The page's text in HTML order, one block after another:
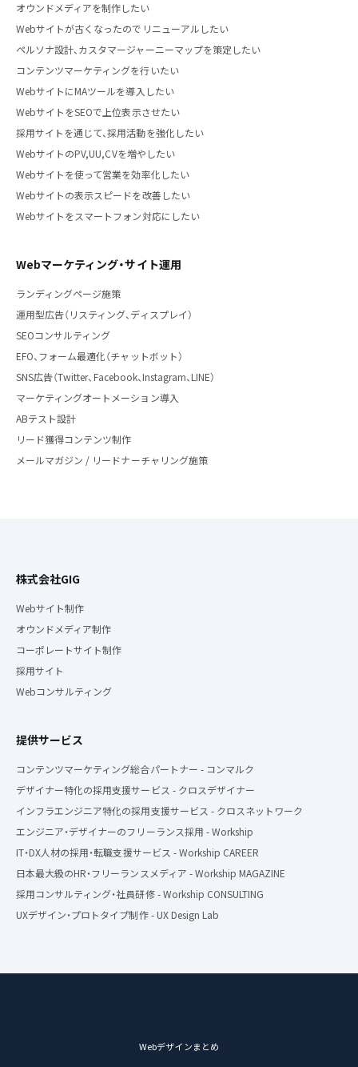
オウンドメディアを制作したい
Webサイトが古くなったのでリニューアルしたい
ペルソナ設計、カスタマージャーニーマップを策定したい
コンテンツマーケティングを行いたい
WebサイトにMAツールを導入したい
WebサイトをSEOで上位表示させたい
採用サイトを通じて、採用活動を強化したい
WebサイトのPV,UU,CVを増やしたい
Webサイトを使って営業を効率化したい
Webサイトの表示スピードを改善したい
Webサイトをスマートフォン対応にしたい
Webマーケティング・サイト運用
ランディングページ施策
運用型広告（リスティング、ディスプレイ）
SEOコンサルティング
EFO、フォーム最適化（チャットボット）
SNS広告（Twitter、Facebook、Instagram、LINE）
マーケティングオートメーション導入
ABテスト設計
リード獲得コンテンツ制作
メールマガジン / リードナーチャリング施策
株式会社GIG
Webサイト制作
オウンドメディア制作
コーポレートサイト制作
採用サイト
Webコンサルティング
提供サービス
コンテンツマーケティング総合パートナー - コンマルク
デザイナー特化の採用支援サービス - クロスデザイナー
インフラエンジニア特化の採用支援サービス - クロスネットワーク
エンジニア・デザイナーのフリーランス採用 - Workship
IT・DX人材の採用・転職支援サービス - Workship CAREER
日本最大級のHR・フリーランスメディア - Workship MAGAZINE
採用コンサルティング・社員研修 - Workship CONSULTING
UXデザイン・プロトタイプ制作 - UX Design Lab
Webデザインまとめ